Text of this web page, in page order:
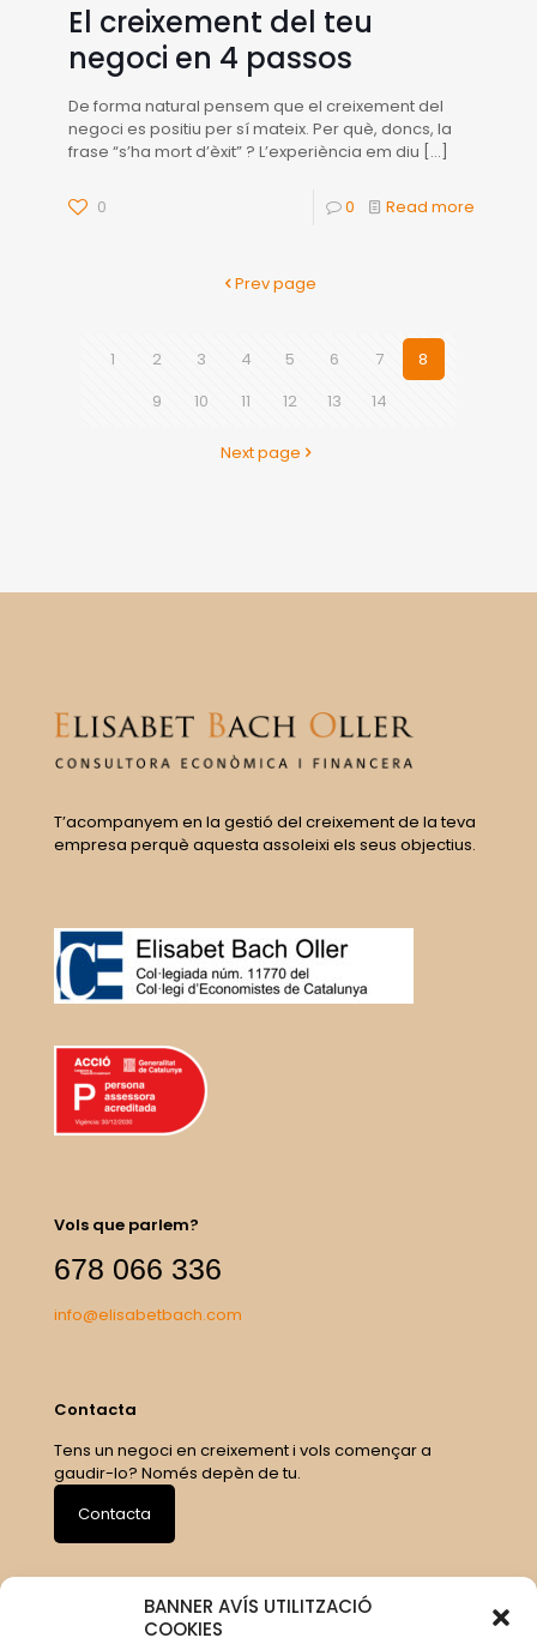
BANNER AVÍS UTILITZACIÓ
COOKIES
El creixement del teu
negoci en 4 passos
De forma natural pensem que el creixement del
negoci es positiu per sí mateix. Per què, doncs, la
frase “s’ha mort d’èxit” ? L’experiència em diu […]
0 0 Read more
Prev page
1 2 3 4 5 6 7
8
9
10 11 12 13 14
Next page
T’acompanyem en la gestió del creixement de la teva
empresa perquè aquesta assoleixi els seus objectius.
Vols que parlem?
678 066 336
info@elisabetbach.com
Contacta
Tens un negoci en creixement i vols començar a
gaudir-lo? Només depèn de tu.
Contacta